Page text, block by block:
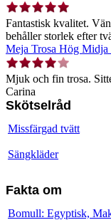
Fantastisk kvalitet.
behåller storlek efter
Meja Trosa Hög Midja
Mjuk och fin trosa.
Carina
Skötselråd
Missfärgad tvätt
Sängkläder
Fakta om
Bomull: Egyptisk,